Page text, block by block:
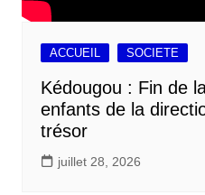
ACCUEIL SOCIETE
Kédougou : Fin de
enfants de la
trésor
juillet 28, 2026